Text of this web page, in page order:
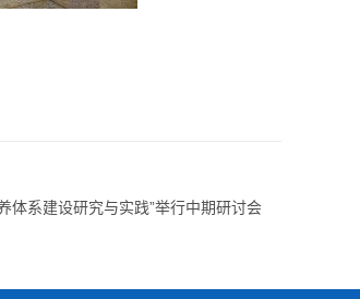
体系建设研究与实践”举行中期研讨会